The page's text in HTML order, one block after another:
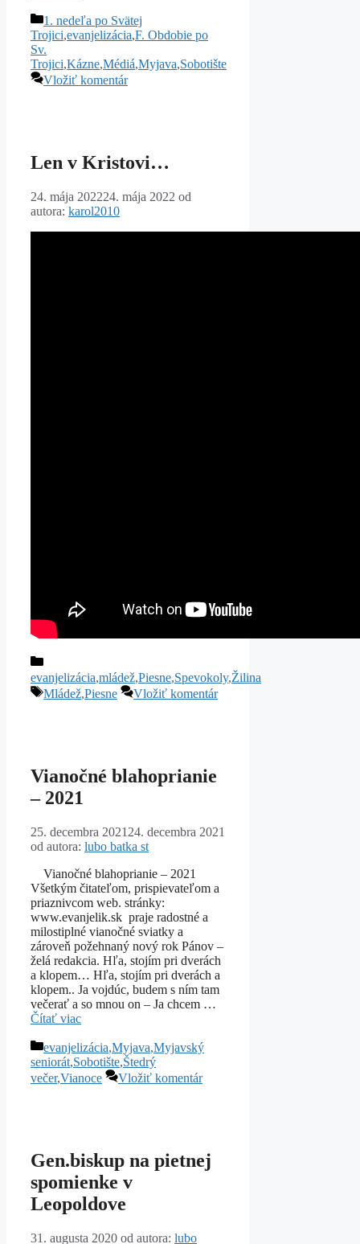
Kategórie
1. nedeľa po Svätej
Trojici,evanjelizácia,F. Obdobie po
Sv.
Trojici,Kázne,Médiá,Myjava,Sobotište
Vložiť komentár
Len v Kristovi…
24. mája 202224. mája 2022 od
autora: karol2010
Kategórie
evanjelizácia,mládež,Piesne,Spevokoly,Žilina
Značky
Mládež,Piesne Vložiť komentár
Vianočné blahoprianie
– 2021
25. decembra 2021 24. decembra 2021
od autora: lubo batka st
Vianočné blahoprianie – 2021
Všetkým čitateľom, prispievateľom a
priaznivcom web. stránky:
www.evanjelik.sk praje radostné a
milostiplné vianočné sviatky a
zároveň požehnaný nový rok Pánov –
želá redakcia. Hľa, stojím pri dverách
a klopem… Hľa, stojím pri dverách a
klopem.. Ja vojdúc, budem s ním tam
večerať a so mnou on – Ja chcem …
Čítať viac
Kategórie
evanjelizácia,Myjava,Myjavský
seniorát,Sobotište,Štedrý
večer,Vianoce Vložiť komentár
Gen.biskup na pietnej
spomienke v
Leopoldove
31. augusta 2020 od autora: lubo